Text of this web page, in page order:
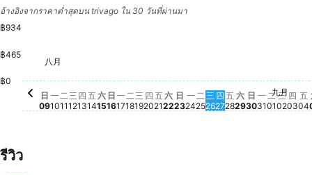
อ้างอิงจากราคาต่ำสุดบน trivago ใน 30 วันที่ผ่านมา
฿934
฿465
฿0
星期日, 八月 09
฿931
八月
日
09
星期一, 八月 10
฿930
一
10
二
11
三
12
四
13
五
14
六
15
日
16
一
17
二
18
三
19
四
20
五
21
六
22
日
23
一
24
二
25
三
26
四
27
五
28
六
29
日
30
一
31
星期二,
ไม่มีรา
九月
二
01
星期
ไม่มีร
三
02
星
ไม่
四
03
五
04
รีวิว